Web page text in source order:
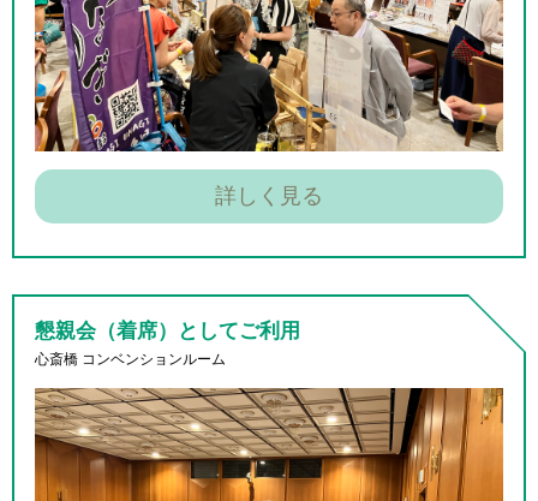
詳しく見る
懇親会（着席） としてご利用
心斎橋 コンベンションルーム